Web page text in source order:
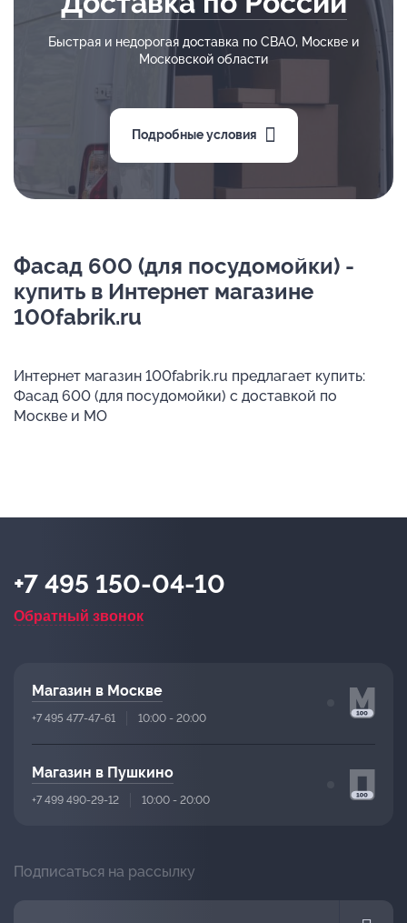
Быстрая и недорогая доставка по СВАО, Москве и
Московской области
Подробные условия
Фасад 600 (для посудомойки) -
купить в Интернет магазине
100fabrik.ru
Интернет магазин 100fabrik.ru предлагает купить:
Фасад 600 (для посудомойки) с доставкой по
Москве и МО
+7 495 150-04-10
Обратный звонок
Магазин в Москве
+7 495 477-47-61 10:00 - 20:00
Магазин в Пушкино
+7 499 490-29-12 10:00 - 20:00
Подписаться на рассылку